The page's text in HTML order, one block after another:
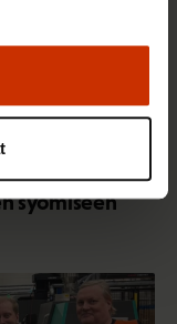
lue vinkit
syömiseen